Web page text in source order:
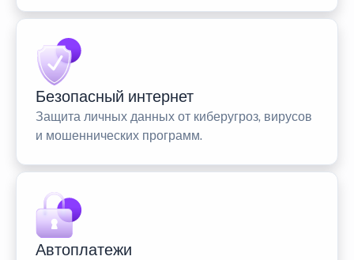
Безопасный интернет
Защита личных данных от киберугроз, вирусов
и мошеннических программ.
Автоплатежи